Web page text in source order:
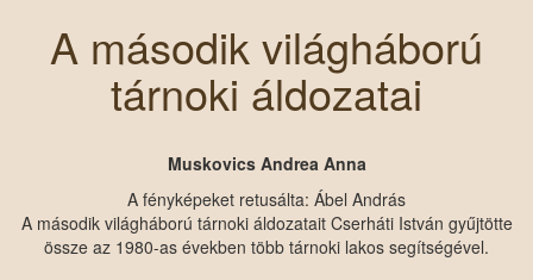
A második világháború
tárnoki áldozatai
Muskovics Andrea Anna
A fényképeket retusálta: Ábel András
A második világháború tárnoki áldozatait Cserháti István gyűjtötte
össze az 1980-as években több tárnoki lakos segítségével.